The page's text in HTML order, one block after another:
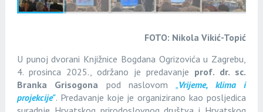
FOTO: Nikola Vikić-Topić
U punoj dvorani Knjižnice Bogdana Ogrizovića u Zagrebu,
4. prosinca 2025., održano je predavanje prof. dr. sc.
Branka Grisogona pod naslovom„Vrijeme, klima i
projekcije". Predavanje koje je organizirano kao posljedica